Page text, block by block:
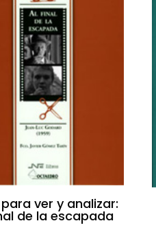
ver y analizar:
de la escapada